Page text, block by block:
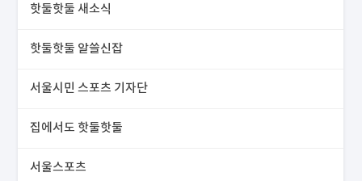
핫둘핫둘 새소식
핫둘핫둘 알쓸신잡
서울시민 스포츠 기자단
집에서도 핫둘핫둘
서울스포츠